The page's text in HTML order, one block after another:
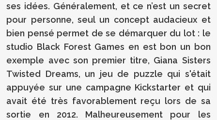
ses idées. Généralement, et ce n’est un secret
pour personne, seul un concept audacieux et
bien pensé permet de se démarquer du lot : le
studio Black Forest Games en est bon un bon
exemple avec son premier titre, Giana Sisters
Twisted Dreams, un jeu de puzzle qui s'était
appuyée sur une campagne Kickstarter et qui
avait été très favorablement reçu lors de sa
sortie en 2012. Malheureusement pour les